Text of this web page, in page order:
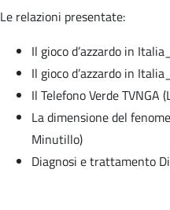
Le relazioni presentate:
Il gioco d’azzardo in
Il gioco d’azzardo in
Il Telefono Verde TVNGA
La dimensione del
Minutillo)
Diagnosi e trattamento